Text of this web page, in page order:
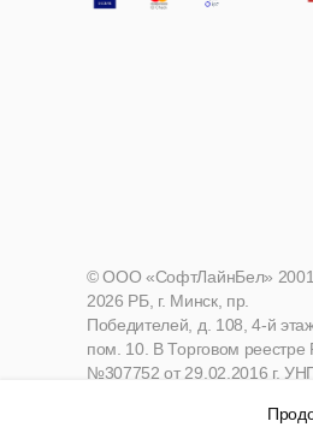
© ООО «СофтЛайнБел»
2026 РБ, г. Минск, пр.
Победителей, д. 108, 4-й
пом. 10. В Торговом реестре
№307752 от 29.02.2016 г.